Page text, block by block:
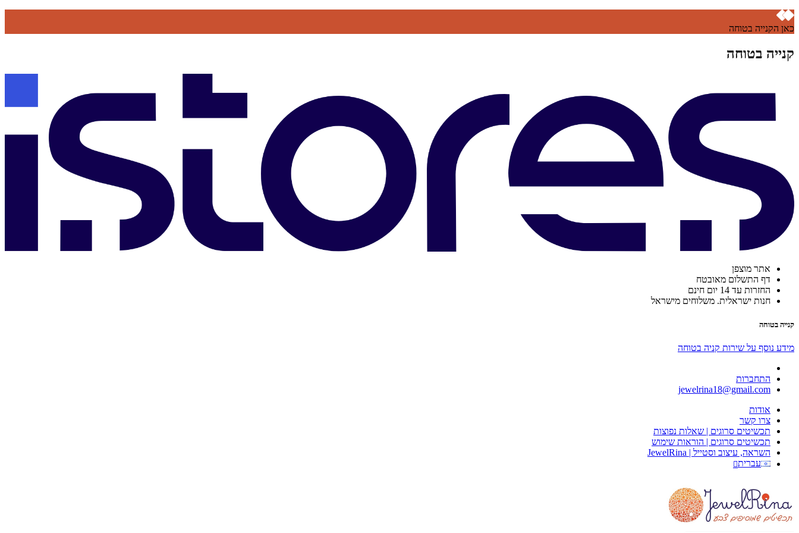
כאן הקנייה בטוחה
קנייה בטוחה
אתר מוצפן
דף התשלום מאובטח
החזרות עד 14 יום חינם
חנות ישראלית. משלוחים מישראל
קנייה בטוחה
מידע נוסף על שירות קניה בטוחה
התחברות
jewelrina18@gmail.com
אודות
צרו קשר
תכשיטים סרוגים | שאלות נפוצות
תכשיטים סרוגים | הוראות שימוש
השראה, עיצוב וסטייל | JewelRina
עברית